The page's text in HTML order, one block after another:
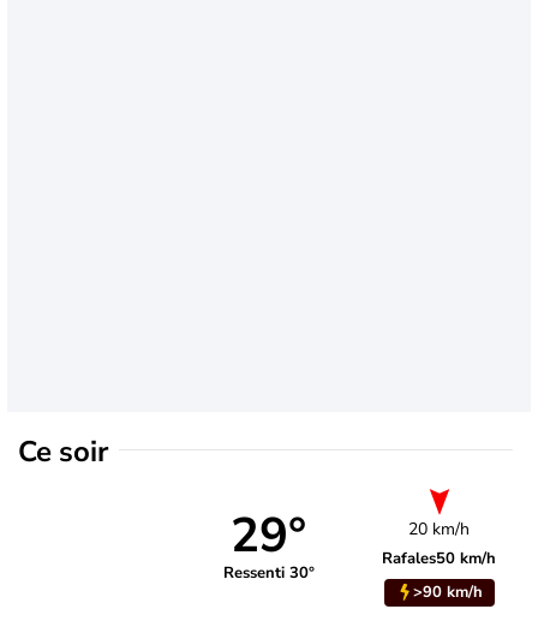
Ce soir
29°
Ressenti 30°
20 km/h
Rafales50 km/h
>90 km/h